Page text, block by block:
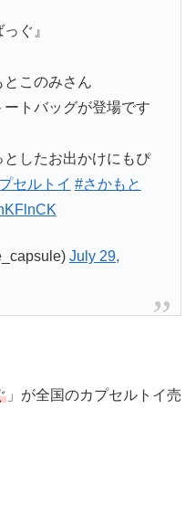
ぐ』
このみさん
ートバッグが登場です
したお出かけにもぴ
セルトイ #さかもと
July 29,
」が全国のカプセルトイ売